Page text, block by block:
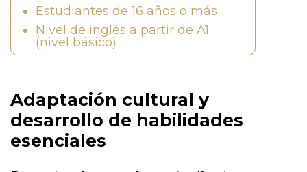
Estudiantes de 16 años o más
Nivel de inglés a partir de A1
(nivel básico)
Adaptación cultural y
desarrollo de habilidades
esenciales